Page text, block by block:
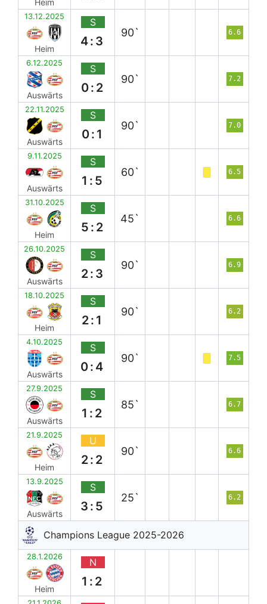
Heim
13.12.2025
Heim
S
4:3
90` 6.6
6.12.2025
Auswärts
S
0:2
90` 7.2
22.11.2025
Auswärts
S
0:1
90` 7.0
9.11.2025
Auswärts
S
1:5
60` 6.5
31.10.2025
Heim
S
5:2
45` 6.6
26.10.2025
Auswärts
S
2:3
90` 6.9
18.10.2025
Heim
S
2:1
90` 6.2
4.10.2025
Auswärts
S
0:4
90` 7.5
27.9.2025
Auswärts
S
1:2
85` 6.7
21.9.2025
Heim
U
2:2
90` 6.6
13.9.2025
Auswärts
S
3:5
25` 6.2
Champions League 2025-2026
28.1.2026
Heim
N
1:2